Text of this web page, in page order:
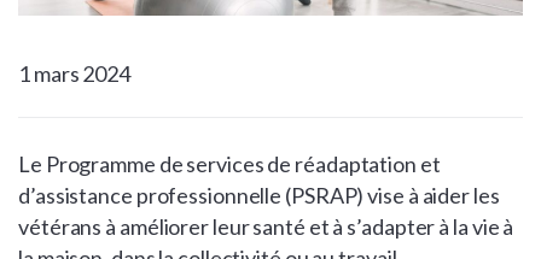
1 mars 2024
Le Programme de services de réadaptation et
d’assistance professionnelle (PSRAP) vise à aider les
vétérans à améliorer leur santé et à s’adapter à la vie à